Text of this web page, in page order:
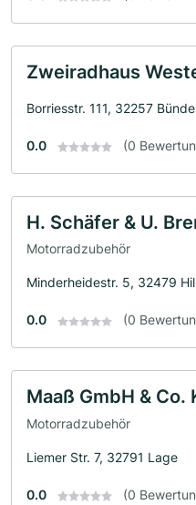
Zweiradhaus
Borriesstr. 111, 32257 Bünde
0.0 (0
H. Schäfer & U.
Motorradzubehör
Minderheidestr. 5, 32479
0.0 (0
Maaß GmbH & Co.
Motorradzubehör
Liemer Str. 7, 32791 Lage
0.0 (0